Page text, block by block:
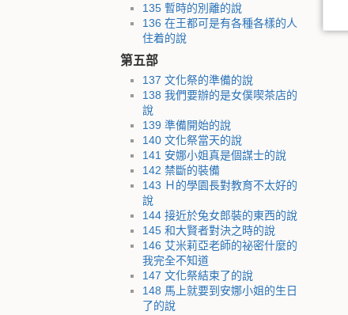
135 暫時的別離的說
136 在王都可是有各種各樣的人
住着的說
第五部
137 文化祭的準備的說
138 我們要辦的是女僕喫茶店的
說
139 準備開始的說
140 文化祭當天的說
141 安娜小姐真是個謀士的說
142 禁斷的裝備
143 Ｈ的學園長對教育不太好的
說
144 接近於兔女郎裝的東西的說
145 和大賢者對決之時的說
146 艾米莉亞老師的祕密什麼的
我完全不知道
147 文化祭結束了的說
148 馬上就要到安娜小姐的生日
了的說